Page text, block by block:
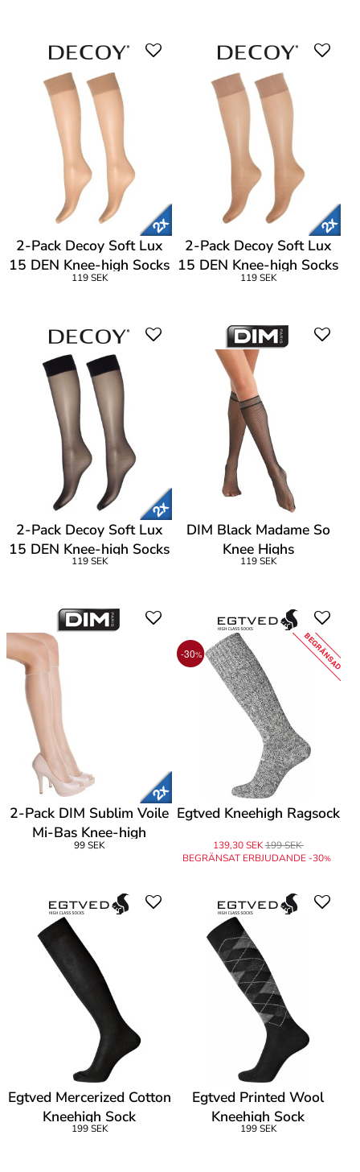
2-Pack Decoy Soft Lux
15 DEN Knee-high Socks
119 SEK
2-Pack Decoy Soft Lux
15 DEN Knee-high Socks
119 SEK
2-Pack Decoy Soft Lux
15 DEN Knee-high Socks
119 SEK
DIM Black Madame So
Knee Highs
119 SEK
2-Pack DIM Sublim Voile
Mi-Bas Knee-high
99 SEK
-30% BEGRÄNSAD
Egtved Kneehigh Ragsock
139,30 SEK199 SEK
BEGRÄNSAT ERBJUDANDE -30%
Egtved Mercerized Cotton
Kneehigh Sock
199 SEK
Egtved Printed Wool
Kneehigh Sock
199 SEK